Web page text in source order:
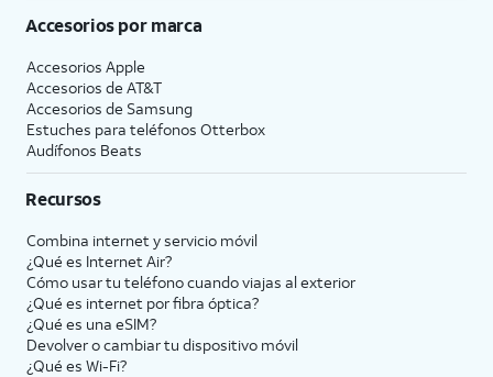
Accesorios por marca
Accesorios Apple
Accesorios de AT&T
Accesorios de Samsung
Estuches para teléfonos Otterbox
Audífonos Beats
Recursos
Combina internet y servicio móvil
¿Qué es Internet Air?
Cómo usar tu teléfono cuando viajas al exterior
¿Qué es internet por fibra óptica?
¿Qué es una eSIM?
Devolver o cambiar tu dispositivo móvil
¿Qué es Wi-Fi?